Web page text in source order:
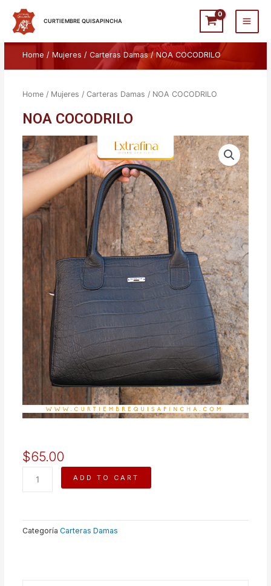
contenido
CURTIEMBRE QUISAPINCHA
Main
Home /Mujeres /Carteras Damas/ NOA COCODRILO
Home / Mujeres /Carteras Damas / NOA COCODRILO
NOA COCODRILO
$65.00
COCODRILO
ADD TO CART
Categoría Carteras Damas